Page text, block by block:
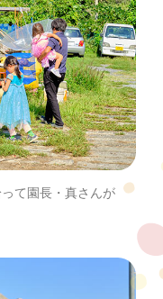
て園長・真さんが